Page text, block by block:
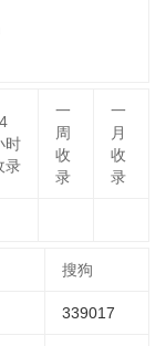
时
录
一
周
收
录
一
月
收
录
搜狗
339017